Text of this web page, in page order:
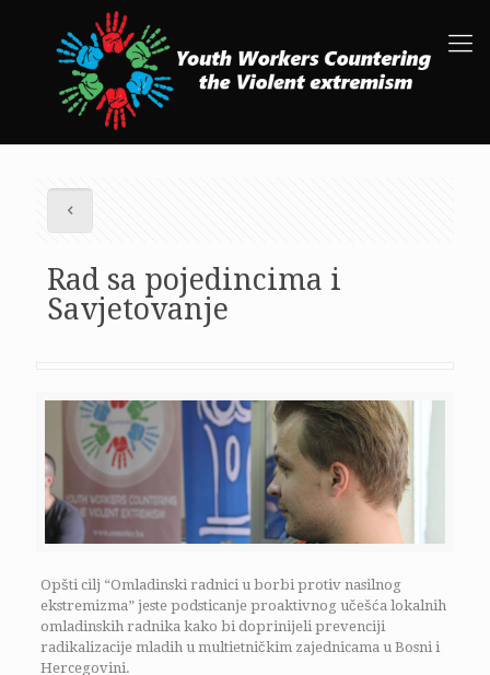
Rad sa pojedincima i
Savjetovanje
Opšti cilj “Omladinski radnici u borbi protiv nasilnog
ekstremizma” jeste podsticanje proaktivnog učešća lokalnih
omladinskih radnika kako bi doprinijeli prevenciji
radikalizacije mladih u multietničkim zajednicama u Bosni i
Hercegovini.